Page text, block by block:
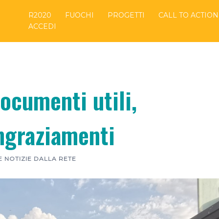
R2020 FUOCHI PROGETTI
CALL TO ACTION
ACCEDI
utili,
NOTIZIE DALLA RETE